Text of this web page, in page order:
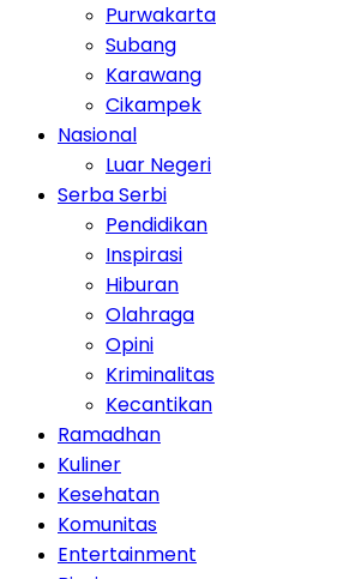
Purwakarta
Subang
Karawang
Cikampek
Nasional
Luar Negeri
Serba Serbi
Pendidikan
Inspirasi
Hiburan
Olahraga
Opini
Kriminalitas
Kecantikan
Ramadhan
Kuliner
Kesehatan
Komunitas
Entertainment